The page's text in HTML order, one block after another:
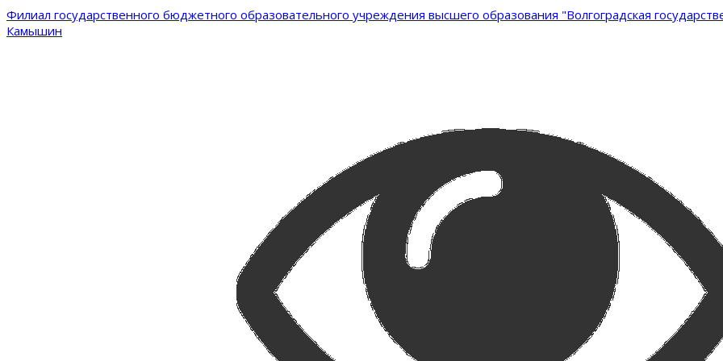
Филиал государственного бюджетного образовательного учреждения высшего образования "Волгоградская
Камышин